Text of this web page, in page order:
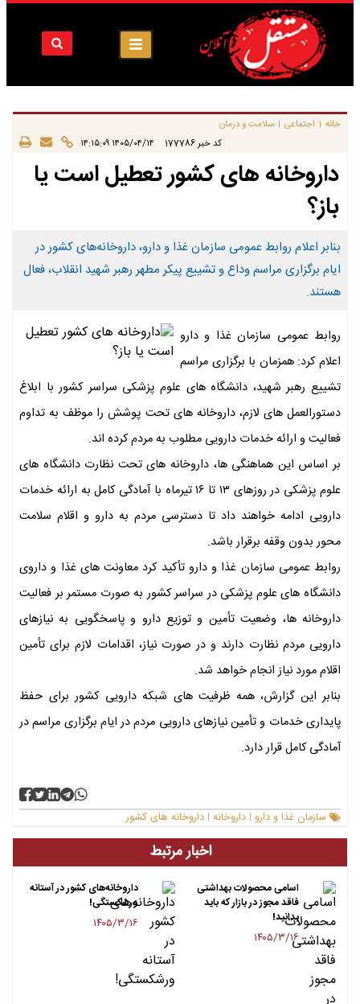
خانه | اجتماعی | سلامت و درمان
کد خبر 177786 ۱۴۰۵/۰۴/۱۴ ۱۴:۱۵:۰۹
داروخانه های کشور تعطیل است یا
باز؟
بنابر اعلام روابط عمومی سازمان غذا و دارو، داروخانه‌های کشور در
ایام برگزاری مراسم وداع و تشییع پیکر مطهر رهبر شهید انقلاب، فعال
هستند.
روابط عمومی سازمان غذا و دارو
اعلام کرد: همزمان با برگزاری مراسم
تشییع رهبر شهید، دانشگاه های علوم پزشکی سراسر کشور با ابلاغ
دستورالعمل های لازم، داروخانه های تحت پوشش را موظف به تداوم
فعالیت و ارائه خدمات دارویی مطلوب به مردم کرده اند.
بر اساس این هماهنگی ها، داروخانه های تحت نظارت دانشگاه های
علوم پزشکی در روزهای ۱۳ تا ۱۶ تیرماه با آمادگی کامل به ارائه خدمات
دارویی ادامه خواهند داد تا دسترسی مردم به دارو و اقلام سلامت
محور بدون وقفه برقرار باشد.
روابط عمومی سازمان غذا و دارو تأکید کرد معاونت های غذا و داروی
دانشگاه های علوم پزشکی در سراسر کشور به صورت مستمر بر فعالیت
داروخانه ها، وضعیت تأمین و توزیع دارو و پاسخگویی به نیازهای
دارویی مردم نظارت دارند و در صورت نیاز، اقدامات لازم برای تأمین
اقلام مورد نیاز انجام خواهد شد.
بنابر این گزارش، همه ظرفیت های شبکه دارویی کشور برای حفظ
پایداری خدمات و تأمین نیازهای دارویی مردم در ایام برگزاری مراسم در
آمادگی کامل قرار دارد.
سازمان غذا و دارو | داروخانه‌ | داروخانه های کشور
اخبار مرتبط
اسامی محصولات بهداشتی
فاقد مجوز در بازار که باید
بدانید!
۱۴۰۵/۳/۱۶
داروخانه‌های کشور در آستانه
ورشکستگی!
۱۴۰۵/۳/۱۶